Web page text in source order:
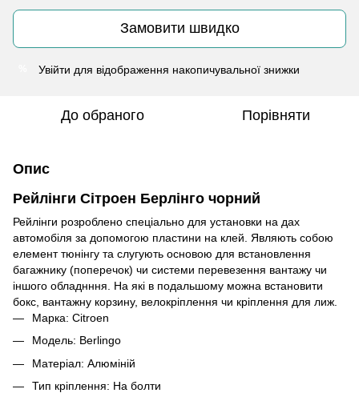
Замовити швидко
Увійти для відображення накопичувальної знижки
До обраного Порівняти
Опис
Рейлінги Сітроен Берлінго чорний
Рейлінги розроблено спеціально для установки на дах
автомобіля за допомогою пластини на клей. Являють собою
елемент тюнінгу та слугують основою для встановлення
багажнику (поперечок) чи системи перевезення вантажу чи
іншого обладнння. На які в подальшому можна встановити
бокс, вантажну корзину, велокріплення чи кріплення для лиж.
Марка: Citroen
Модель: Berlingo
Матеріал: Алюміній
Тип кріплення: На болти